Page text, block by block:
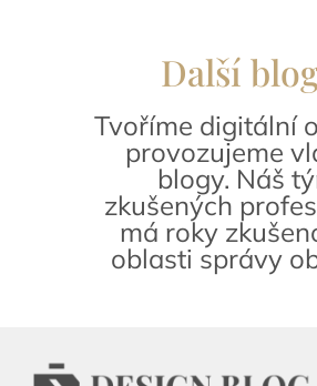
Další
Tvoříme digitální
provozujeme
blogy. Náš
zkušených
má roky
oblasti správy